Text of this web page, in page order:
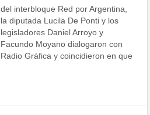
del interbloque Red por Argentina,
la diputada Lucila De Ponti y los
legisladores Daniel Arroyo y
Facundo Moyano dialogaron con
Radio Gráfica y coincidieron en que